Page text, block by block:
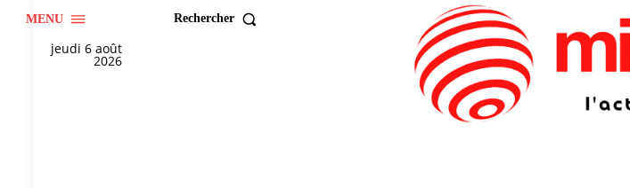
MENU Rechercher
jeudi 6 août
2026